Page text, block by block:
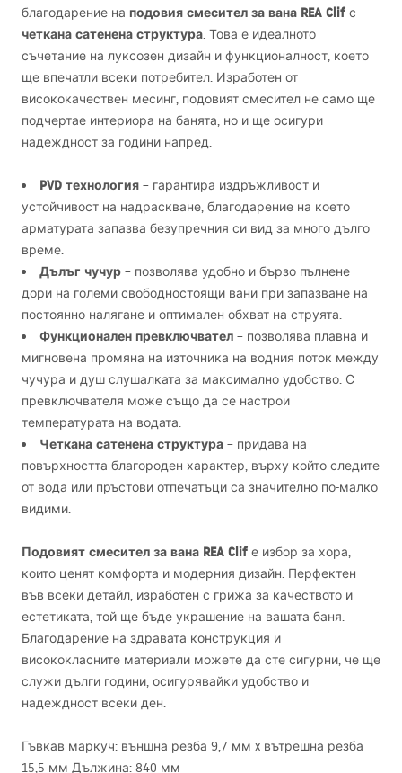
благодарение на подовия смесител за вана REA Clif с
четкана сатенена структура. Това е идеалното
съчетание на луксозен дизайн и функционалност, което
ще впечатли всеки потребител. Изработен от
висококачествен месинг, подовият смесител не само ще
подчертае интериора на банята, но и ще осигури
надеждност за години напред.
PVD технология – гарантира издръжливост и
устойчивост на надраскване, благодарение на което
арматурата запазва безупречния си вид за много дълго
време.
Дълъг чучур – позволява удобно и бързо пълнене
дори на големи свободностоящи вани при запазване на
постоянно налягане и оптимален обхват на струята.
Функционален превключвател – позволява плавна и
мигновена промяна на източника на водния поток между
чучура и душ слушалката за максимално удобство. С
превключвателя може също да се настрои
температурата на водата.
Четкана сатенена структура – придава на
повърхността благороден характер, върху който следите
от вода или пръстови отпечатъци са значително по-малко
видими.
Подовият смесител за вана REA Clif е избор за хора,
които ценят комфорта и модерния дизайн. Перфектен
във всеки детайл, изработен с грижа за качеството и
естетиката, той ще бъде украшение на вашата баня.
Благодарение на здравата конструкция и
висококласните материали можете да сте сигурни, че ще
служи дълги години, осигурявайки удобство и
надеждност всеки ден.
Гъвкав маркуч: външна резба 9,7 мм x вътрешна резба
15,5 мм Дължина: 840 мм